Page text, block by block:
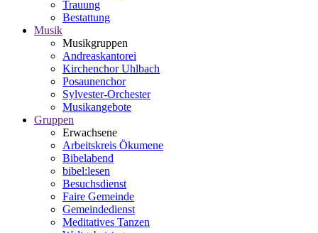
Trauung
Bestattung
Musik
Musikgruppen
Andreaskantorei
Kirchenchor Uhlbach
Posaunenchor
Sylvester-Orchester
Musikangebote
Gruppen
Erwachsene
Arbeitskreis Ökumene
Bibelabend
bibel:lesen
Besuchsdienst
Faire Gemeinde
Gemeindedienst
Meditatives Tanzen